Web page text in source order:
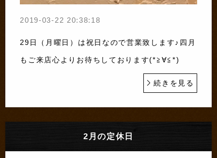
2019-03-22 20:38:18
29日（月曜日）は祝日なので営業致します♪四月
もご来店心よりお待ちしております(*≧∀≦*)
続きを見る
2月の定休日